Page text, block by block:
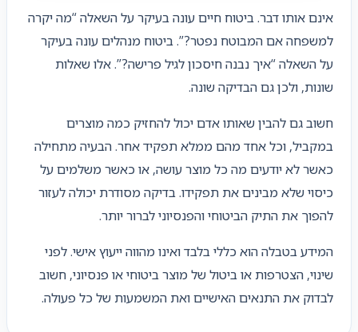
אינם אותו דבר. ביטוח חיים עונה בעיקר על השאלה “מה יקרה
למשפחה אם המבוטח נפטר?”. ביטוח מנהלים עונה בעיקר
על השאלה “איך נבנה חיסכון לגיל פרישה?”. אלו שאלות
שונות, ולכן גם הבדיקה שונה.
חשוב גם להבין שאותו אדם יכול להחזיק כמה מוצרים
במקביל, וכל אחד מהם ממלא תפקיד אחר. הבעיה מתחילה
כאשר לא יודעים מה כל מוצר עושה, או כאשר משלמים על
כיסוי שלא מבינים את תפקידו. בדיקה מסודרת יכולה לעזור
להפוך את התיק הביטוחי והפנסיוני לברור יותר.
המידע בטבלה הוא כללי בלבד ואינו מהווה ייעוץ אישי. לפני
שינוי, הצטרפות או ביטול של מוצר ביטוחי או פנסיוני, חשוב
לבדוק את התנאים האישיים ואת המשמעות של כל פעולה.